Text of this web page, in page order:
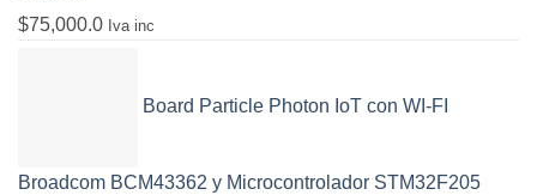
$75,000.0 Iva inc
Board Particle Photon IoT con WI-FI
Broadcom BCM43362 y Microcontrolador STM32F205